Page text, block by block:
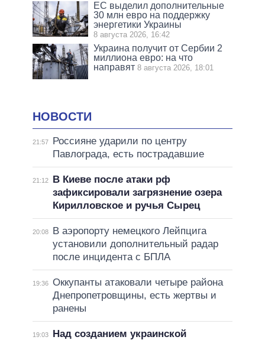
ЕС выделил дополнительные
30 млн евро на поддержку
энергетики Украины
8 августа 2026, 16:42
Украина получит от Сербии 2
миллиона евро: на что
направят 8 августа 2026, 18:01
НОВОСТИ
21:57
Россияне ударили по центру
Павлограда, есть пострадавшие
21:12
В Киеве после атаки рф
зафиксировали загрязнение озера
Кирилловское и ручья Сырец
20:08
В аэропорту немецкого Лейпцига
установили дополнительный радар
после инцидента с БПЛА
19:36 Оккупанты атаковали четыре района
Днепропетровщины, есть жертвы и
ранены
19:03
Над созданием украинской